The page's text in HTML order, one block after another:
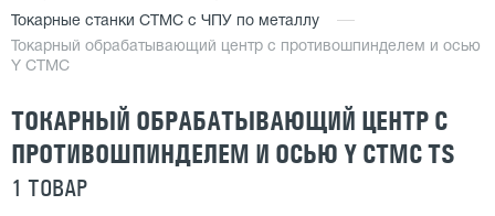
Токарные станки СТМС с ЧПУ по металлу
Токарный обрабатывающий центр с противошпинделем и осью
Y СТМС
ТОКАРНЫЙ ОБРАБАТЫВАЮЩИЙ ЦЕНТР С
ПРОТИВОШПИНДЕЛЕМ И ОСЬЮ Y СТМС TS
1 ТОВАР